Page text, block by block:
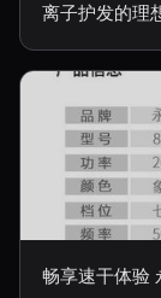
离子护发的理
畅享速干体验